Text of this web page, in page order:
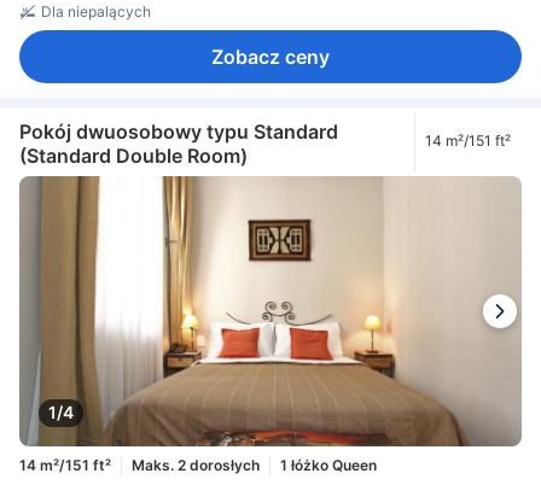
Dla niepalących
Zobacz ceny
Pokój dwuosobowy typu Standard
(Standard Double Room)
14 m²/151 ft²
1/4
14 m²/151 ft² Maks. 2 dorosłych
1 łóżko Queen